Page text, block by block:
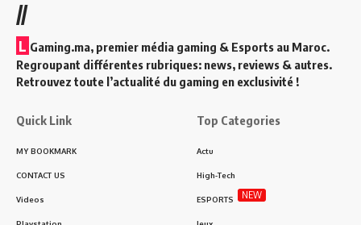
//
L Gaming.ma, premier média gaming & Esports au Maroc.
Regroupant différentes rubriques: news, reviews & autres.
Retrouvez toute l’actualité du gaming en exclusivité !
Quick Link
MY BOOKMARK
CONTACT US
Videos
Top Categories
Actu
High-Tech
ESPORTS NEW